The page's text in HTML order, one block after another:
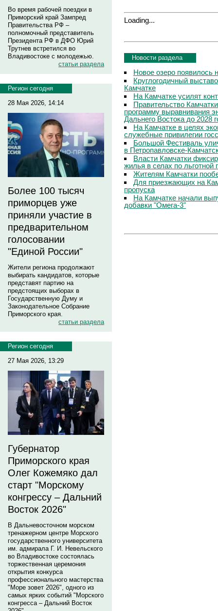
Во время рабочей поездки в
Приморский край Зампред
Правительства РФ –
полномочный представитель
Президента РФ в ДФО Юрий
Трутнев встретился во
Владивостоке с молодежью.
статьи раздела
Регион сегодня
28 Мая 2026, 14:14
Более 100 тысяч
приморцев уже
приняли участие в
предварительном
голосовании
"Единой России"
Жители региона продолжают
выбирать кандидатов, которые
представят партию на
предстоящих выборах в
Государственную Думу и
Законодательное Собрание
Приморского края.
статьи раздела
Регион сегодня
27 Мая 2026, 13:29
Губернатор
Приморского края
Олег Кожемяко дал
старт "Морскому
конгрессу – Дальний
Восток 2026"
В Дальневосточном морском
тренажерном центре Морского
государственного университета
им. адмирала Г. И. Невельского
во Владивостоке состоялась
торжественная церемония
открытия конкурса
профессионального мастерства
"Море зовет 2026", одного из
самых ярких событий "Морского
конгресса – Дальний Восток
Loading...
Новости раздела
Новое озеро появилось
Круглогодичный
Камчатке
На Камчатке усилят
Правительство
программу выравнивания
Дальнего Востока до 2028
На Камчатке в целях
служебные привилегии
Большой Фестиваль
в Петропавловске-
Власти Камчатки
жилья в селах по льготной
Жителям Камчатки
Для приезжающих на
пропуска
На Камчатке начали
добавки "Омега-3"